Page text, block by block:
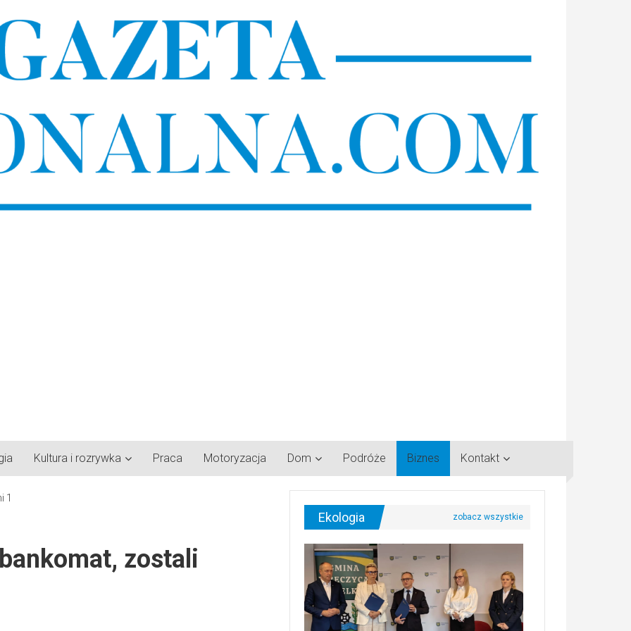
Kultura i rozrywka Praca Motoryzacja Dom Podróże Biznes Kontakt
zostali
Ekologia